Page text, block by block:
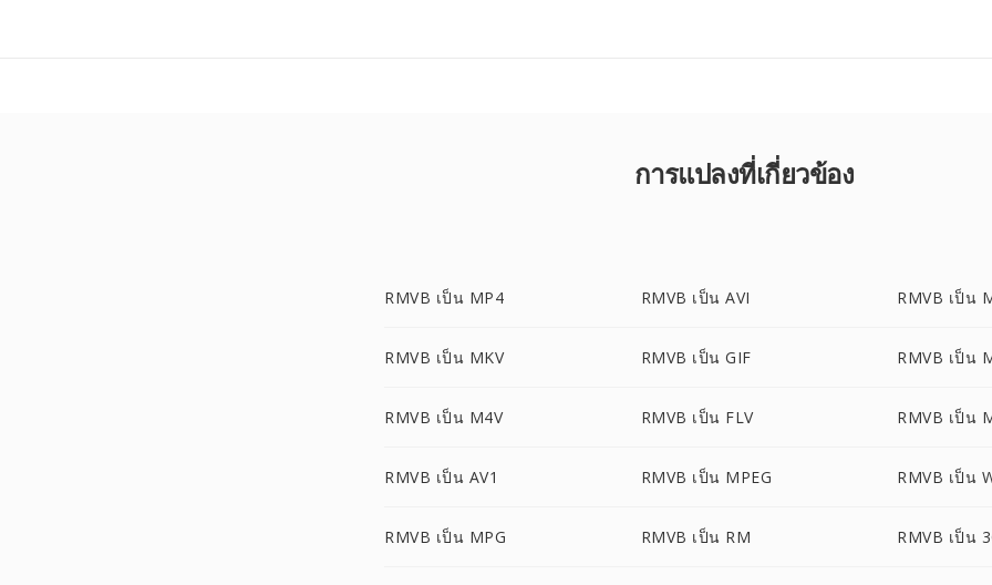
การแปลงที่เกี่ยวข้อง
RMVB เป็น MP4 RMVB เป็น AVI RMVB เป็น
RMVB เป็น MKV RMVB เป็น GIF RMVB เป็น
RMVB เป็น M4V RMVB เป็น FLV RMVB เป็น
RMVB เป็น AV1 RMVB เป็น MPEG RMVB เป็น
RMVB เป็น MPG RMVB เป็น RM RMVB เป็น